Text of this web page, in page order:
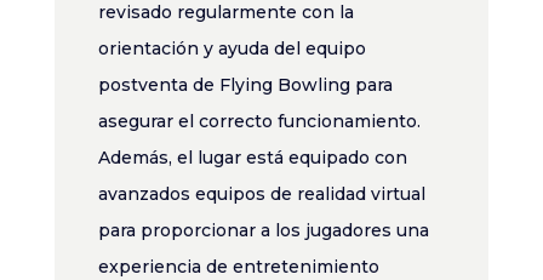
revisado regularmente con la
orientación y ayuda del equipo
postventa de Flying Bowling para
asegurar el correcto funcionamiento.
Además, el lugar está equipado con
avanzados equipos de realidad virtual
para proporcionar a los jugadores una
experiencia de entretenimiento